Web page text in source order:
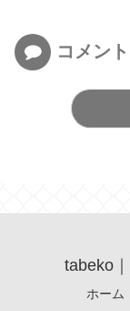
コメント
tabeko
ホーム